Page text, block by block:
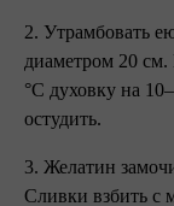
2. Утрамбовать
диаметром 20 см.
°С духовку на
остудить.
3. Желатин
Сливки взбить с